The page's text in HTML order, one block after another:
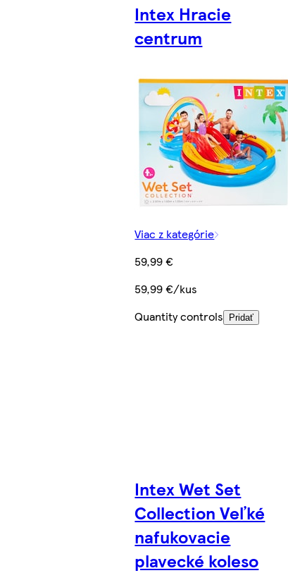
Intex Hracie
centrum
Viac z kategórie
59,99 €
59,99 €/kus
Quantity controls
Pridať
Intex Wet Set
Collection Veľké
nafukovacie
plavecké koleso